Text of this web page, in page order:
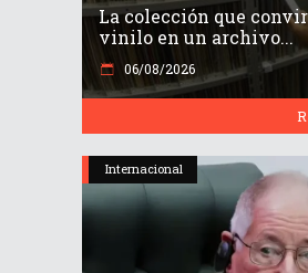
La colección que
vinilo en un archivo...
06/08/2026
Internacional